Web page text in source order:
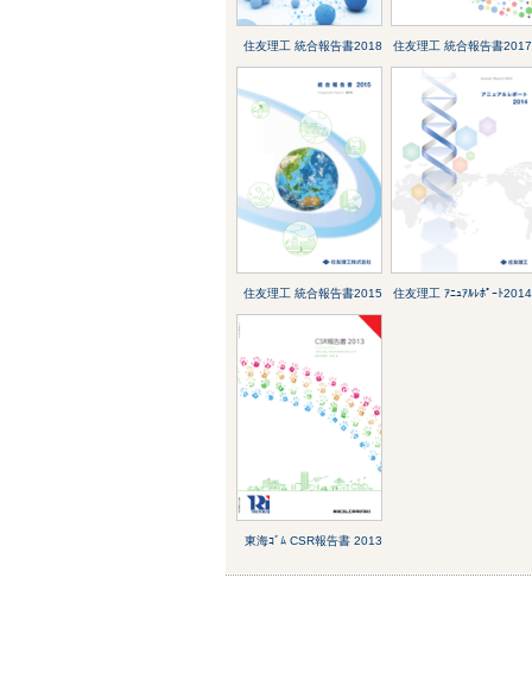
住友理工 統合報告書2018 住友理工 統合報告書2017
住友理工 統合報告書2015 住友理工 ｱﾆｭｱﾙﾚﾎﾟｰﾄ2014
東海ｺﾞﾑ CSR報告書 2013